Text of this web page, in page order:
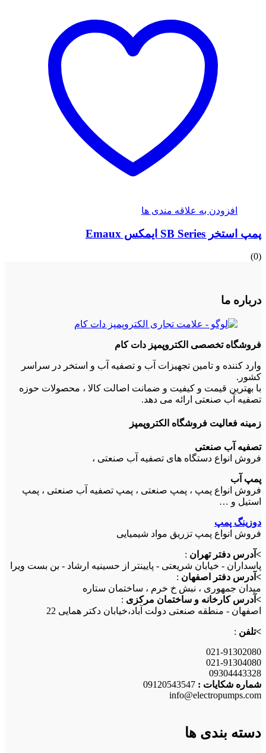
افزودن به علاقه مندی ها
پمپ استخر SB Series ایمکس Emaux
(0)
درباره ما
فروشگاه تخصصی الکتروپمپز دات کام
وارد کننده و تامین تجهیزات آب و تصفیه آب و استخر در سراسر
کشور.
با بهترین قیمت و کیفیت و ضمانت اصالت کالا ، محصولات حوزه
تصفیه آب صنعتی ارائه می دهد.
زمینه فعالیت فروشگاه الکتروپمپز
تصفیه آب صنعتی
فروش انواع دستگاه های تصفیه آب صنعتی ،
پمپ آب
فروش انواع پمپ ، پمپ صنعتی ، پمپ تصفیه آب صنعتی ، پمپ
استیل و …
دوزینگ پمپ
فروش انواع پمپ تزریق مواد شیمیایی
>آدرس دفتر تهران :
پاسداران - خیابان شریعتی - پایینتر از حسینیه ارشاد - بن بست ویرا
>آدرس دفتر اصفهان :
میدان جمهوری ، نبش خ خرم ، ساختمان ستاره
>آدرس کارخانه و ساختمان مرکزی :
اصفهان - منطقه صنعتی دولت آباد،خیابان دکتر همایی 22
>تلفن :
021-91302080
021-91304080
09304443328
شماره شکایات :
info@electropumps.com
دسته بندی ها